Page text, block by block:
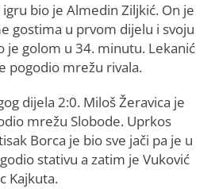
bio je Almedin Ziljkić. On je
gostima u prvom dijelu i svoju
je golom u 34. minutu. Lekanić
pogodio mrežu rivala.
dijela 2:0. Miloš Žeravica je
mrežu Slobode. Uprkos
Borca je bio sve jači pa je u
stativu a zatim je Vuković
Kajkuta.